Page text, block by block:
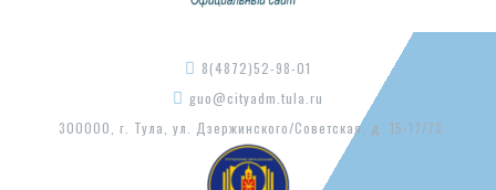
8(4872)52-98-01
guo@cityadm.tula.ru
300000, г. Тула, ул. Дзержинского/Советская, д. 15-17/73